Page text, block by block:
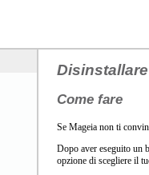
Come fare
Se Mageia non ti
Dopo aver eseguito un
opzione di scegliere il